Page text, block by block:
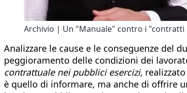
Archivio | Un "Manuale" contro i "contratti
Analizzare le cause e le conseguenze del
peggioramento delle condizioni dei
contrattuale nei pubblici esercizi,
è quello di informare, ma anche di offrire